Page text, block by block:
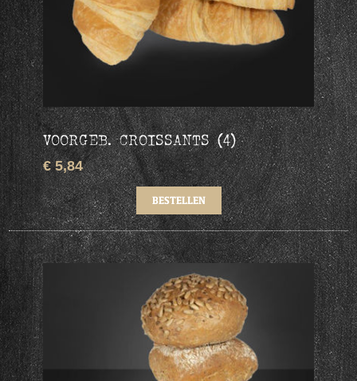
VOORGEB. CROISSANTS (4)
€ 5,84